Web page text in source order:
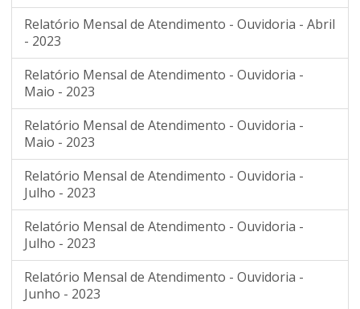
Relatório Mensal de Atendimento - Ouvidoria - Abril
- 2023
Relatório Mensal de Atendimento - Ouvidoria -
Maio - 2023
Relatório Mensal de Atendimento - Ouvidoria -
Maio - 2023
Relatório Mensal de Atendimento - Ouvidoria -
Julho - 2023
Relatório Mensal de Atendimento - Ouvidoria -
Julho - 2023
Relatório Mensal de Atendimento - Ouvidoria -
Junho - 2023